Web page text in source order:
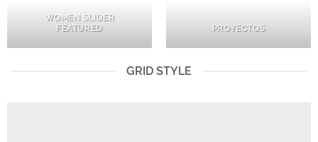
WOMEN SLIDER
FEATURED
PROYECTOS
GRID STYLE